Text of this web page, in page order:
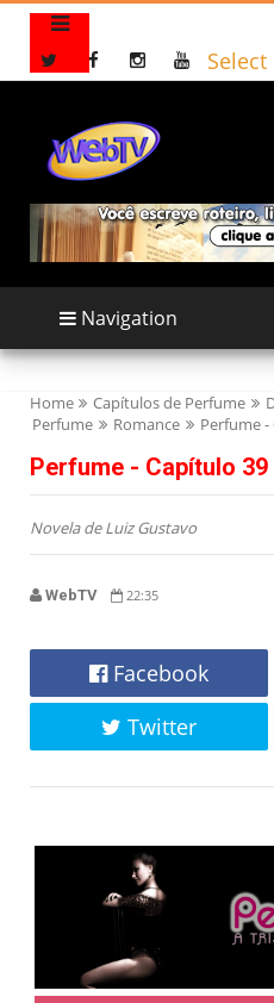
Navigation
Home Capítulos de Perfume
Perfume
Romance Perfume
Perfume - Capítulo 39
Novela de Luiz Gustavo
WebTV 22:35
Facebook
Twitter